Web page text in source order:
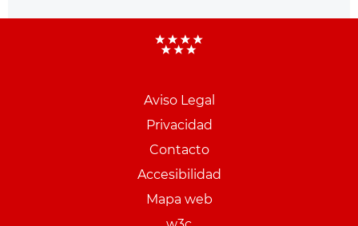
Aviso Legal
Privacidad
Contacto
Accesibilidad
Mapa web